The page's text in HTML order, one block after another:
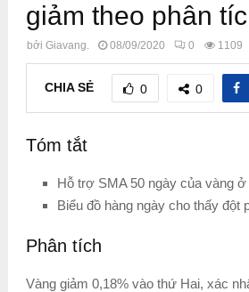
giảm theo phân
bởi Giavang. 08/09/2020 0 1109
CHIA SẺ 0 0
Tóm tắt
Hỗ trợ SMA 50 ngày của vàng
Biểu đồ hàng ngày cho thấy đột
Phân tích
Vàng giảm 0,18% vào thứ Hai, xác